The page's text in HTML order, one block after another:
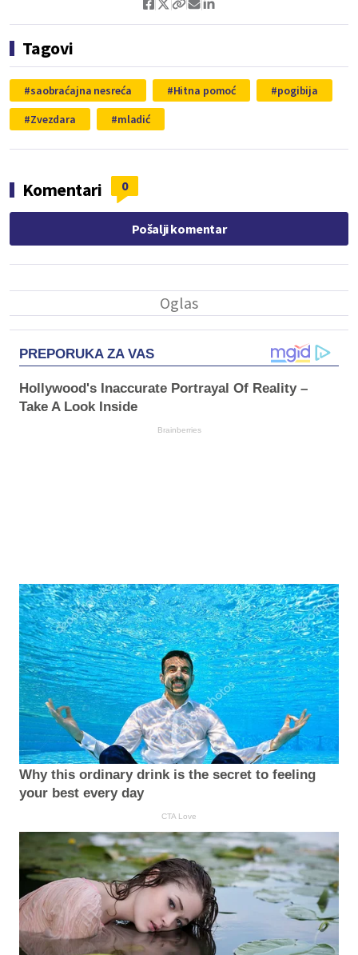
Tagovi
saobraćajna nesreća Hitna pomoć
pogibija
Zvezdara
mladić
Komentari 0
Pošalji komentar
PREPORUKA ZA VAS
Hollywood's Inaccurate Portrayal Of Reality –
Take A Look Inside
Brainberries
Why this ordinary drink is the secret to feeling
your best every day
CTA Love